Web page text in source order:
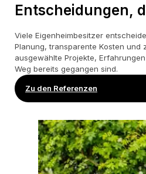
Entscheidungen,
Viele Eigenheimbesitzer
Planung, transparente Kosten und
ausgewählte Projekte,
Weg bereits gegangen sind.
Zu den Referenzen